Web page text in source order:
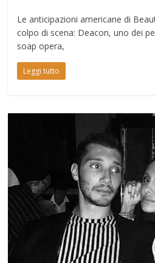
Le anticipazioni americane di
colpo di scena: Deacon, uno dei
soap opera,
Leggi tutto